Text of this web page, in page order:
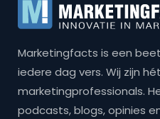
Marketingfacts is een
iedere dag vers. Wij zijn
marketingprofessionals.
podcasts, blogs, opinies